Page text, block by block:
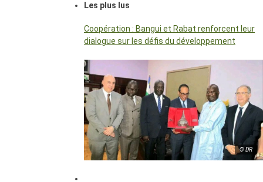
Les plus lus
Coopération : Bangui et Rabat renforcent leur
dialogue sur les défis du développement
© DR